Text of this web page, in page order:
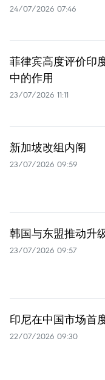
24/07/2026 07:46
菲律宾高度评价印
中的作用
23/07/2026 11:11
新加坡改组内阁
23/07/2026 09:59
韩国与东盟推动升
23/07/2026 09:57
印尼在中国市场首
22/07/2026 09:30